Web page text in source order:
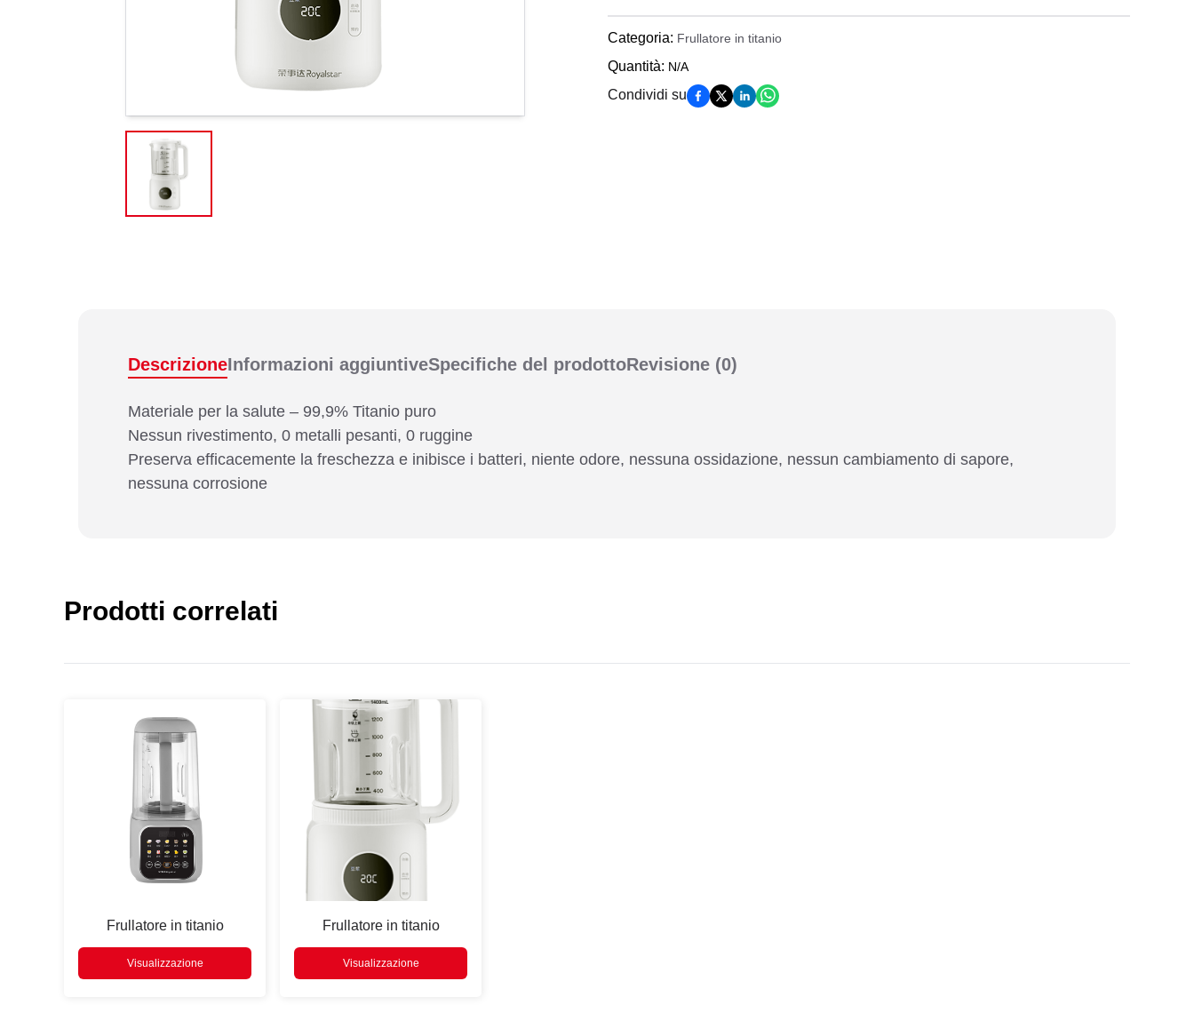
cercare
Categoria: Frullatore in titanio
Quantità: N/A
Condividi su
DescrizioneInformazioni aggiuntiveSpecifiche del prodottoRevisione (0)
Materiale per la salute – 99,9% Titanio puro
Nessun rivestimento, 0 metalli pesanti, 0 ruggine
Preserva efficacemente la freschezza e inibisce i batteri, niente odore, nessuna ossidazione, nessun cambiamento di sapore,
nessuna corrosione
Prodotti correlati
Frullatore in titanio
Visualizzazione
Frullatore in titanio
Visualizzazione